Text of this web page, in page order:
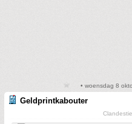
• woensdag 8
Geldprintkabouter